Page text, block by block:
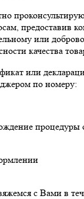
предоставив
или
качества
или
по номеру:
процедуры
с Вами в